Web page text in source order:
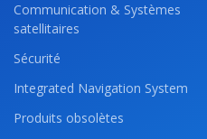
Communication & Systèmes
satellitaires
Sécurité
Integrated Navigation System
Produits obsolètes